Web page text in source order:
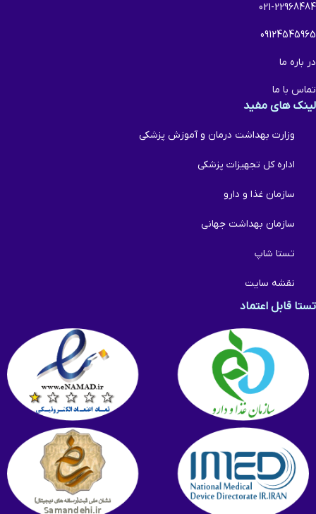
021-22968484
09124545965
در باره ما
تماس با ما
لینک های مفید
وزارت بهداشت درمان و آموزش پزشکی
اداره کل تجهیزات پزشکی
سازمان غذا و دارو
سازمان بهداشت جهانی
تستا شاپ
نقشه سایت
تستا قابل اعتماد